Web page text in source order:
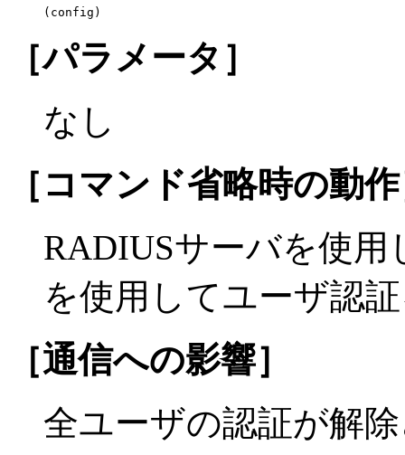
(config)
［パラメータ］
なし
［コマンド省略時の動
RADIUSサーバを使用
を使用してユーザ認
［通信への影響］
全ユーザの認証が解